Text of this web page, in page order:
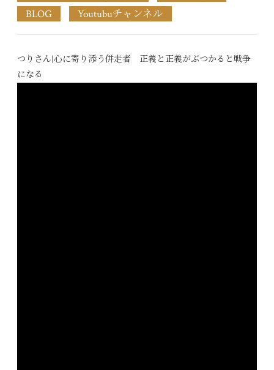
BLOG
Youtubuチャンネル
つりさん|心に寄り添う併走者 正義と正義がぶつかると戦争
になる